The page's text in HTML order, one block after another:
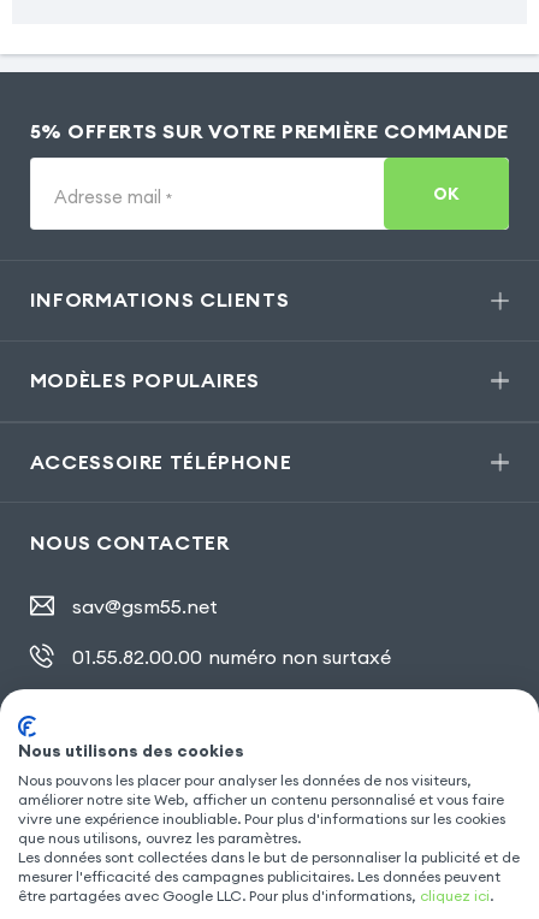
5% OFFERTS SUR VOTRE PREMIÈRE COMMANDE
Adresse mail * OK
INFORMATIONS CLIENTS
MODÈLES POPULAIRES
ACCESSOIRE TÉLÉPHONE
NOUS CONTACTER
sav@gsm55.net
01.55.82.00.00 numéro non surtaxé
SUIVEZ NOUS
Nous utilisons des cookies
Nous pouvons les placer pour analyser les données de nos visiteurs,
améliorer notre site Web, afficher un contenu personnalisé et vous faire
vivre une expérience inoubliable. Pour plus d'informations sur les cookies
que nous utilisons, ouvrez les paramètres.
Les données sont collectées dans le but de personnaliser la publicité et de
mesurer l'efficacité des campagnes publicitaires. Les données peuvent
être partagées avec Google LLC. Pour plus d'informations, cliquez ici.